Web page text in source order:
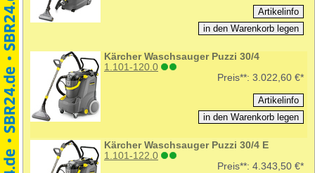
Kärcher Waschsauger Puzzi 30/4
1.101-120.0
Preis**: 3.022,60 €*
Kärcher Waschsauger Puzzi 30/4 E
1.101-122.0
Preis**: 4.343,50 €*